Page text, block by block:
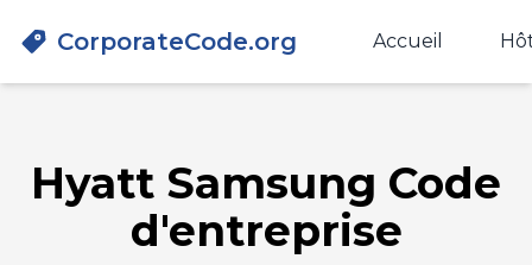
CorporateCode.org Accueil
Hyatt Samsung Code
d'entreprise